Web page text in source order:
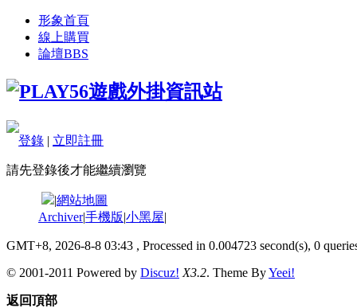
形象首頁
線上購買
論壇BBS
登錄 | 立即註冊
請先登錄後才能繼續瀏覽
|網站地圖
Archiver|手機版|小黑屋|
GMT+8, 2026-8-8 03:43 , Processed in 0.004723 second(s), 0
© 2001-2011 Powered by Discuz! X3.2. Theme ByYeei!
返回頂部